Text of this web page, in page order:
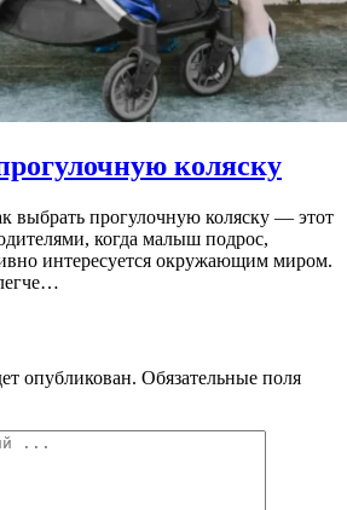
коляску
выбрать прогулочную коляску — этот
когда малыш подрос,
интересуется окружающим миром.
опубликован. Обязательные поля